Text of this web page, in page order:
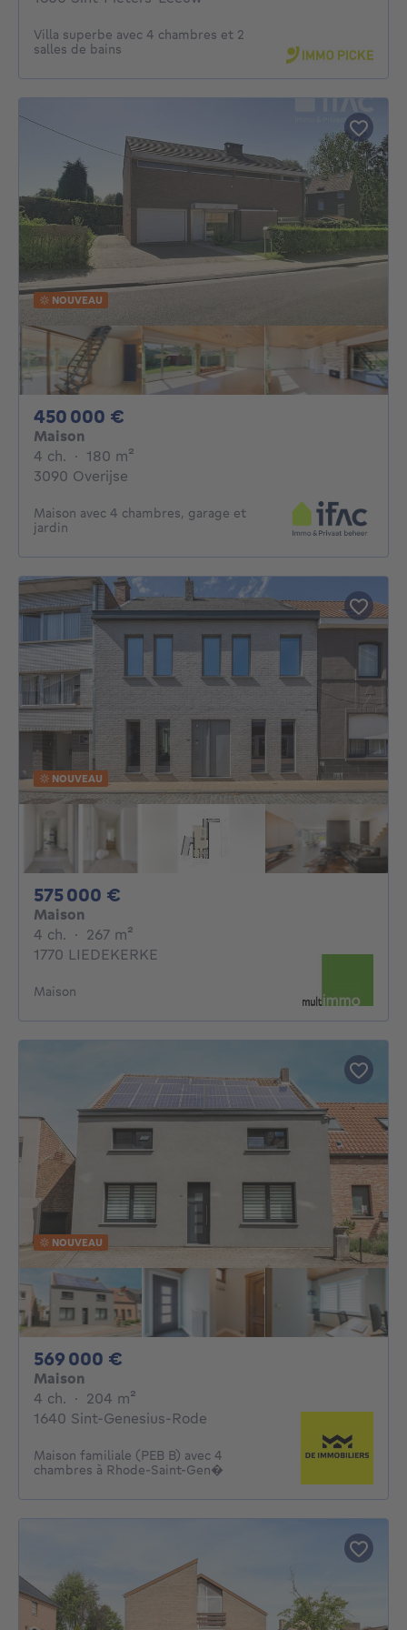
Villa superbe avec 4 chambres et 2
salles de bains
NOUVEAU
450 000 €
Maison
4 ch. 4 chambres
· 180 m²
3090 Overijse
Maison avec 4 chambres, garage et
jardin
NOUVEAU
575 000 €
Maison
4 ch. 4 chambres
· 267 m²
1770 LIEDEKERKE
Maison
NOUVEAU
569 000 €
Maison
4 ch. 4 chambres
· 204 m²
1640 Sint-Genesius-Rode
Maison familiale (PEB B) avec 4
chambres à Rhode-Saint-Gen�